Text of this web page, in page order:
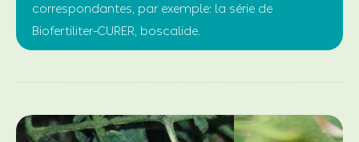
correspondantes, par exemple: la série de
Biofertiliter-CURER, boscalide.